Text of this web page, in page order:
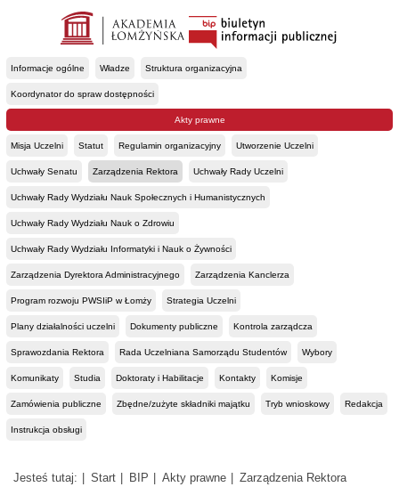
Informacje ogólne Władze Struktura organizacyjna
Koordynator do spraw dostępności
Akty prawne
Misja Uczelni Statut Regulamin organizacyjny Utworzenie Uczelni
Uchwały Senatu Zarządzenia Rektora Uchwały Rady Uczelni
Uchwały Rady Wydziału Nauk Społecznych i Humanistycznych
Uchwały Rady Wydziału Nauk o Zdrowiu
Uchwały Rady Wydziału Informatyki i Nauk o Żywności
Zarządzenia Dyrektora Administracyjnego Zarządzenia Kanclerza
Program rozwoju PWSIiP w Łomży Strategia Uczelni
Plany działalności uczelni Dokumenty publiczne Kontrola zarządcza
Sprawozdania Rektora Rada Uczelniana Samorządu Studentów Wybory
Komunikaty Studia Doktoraty i Habilitacje Kontakty Komisje
Zamówienia publiczne Zbędne/zużyte składniki majątku Tryb wnioskowy Redakcja
Instrukcja obsługi
Jesteś tutaj: Start BIP Akty prawne
Zarządzenia Rektora